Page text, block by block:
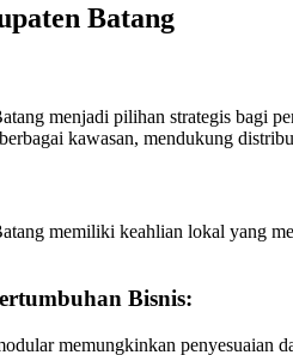
Batang
menjadi pilihan strategis bagi
kawasan, mendukung
memiliki keahlian lokal yang
Bisnis:
memungkinkan penyesuaian